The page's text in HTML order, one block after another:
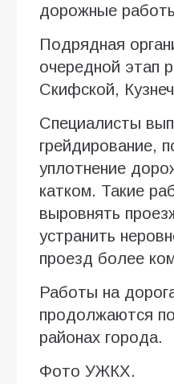
дорожные
Подрядная
очередной этап
Скифской,
Специалисты
грейдирование,
уплотнение
катком. Такие
выровнять
устранить
проезд более
Работы на
продолжаются
районах города.
Фото УЖКХ.